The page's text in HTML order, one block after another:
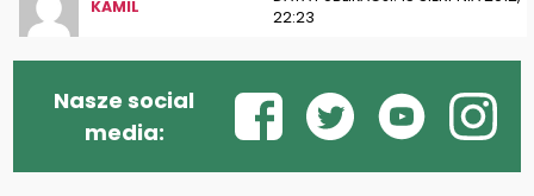
KAMIL
22:23
Nasze social
media: